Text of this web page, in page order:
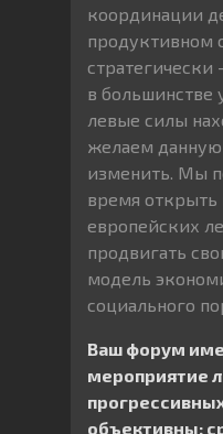
координации
продуктивном
стратегически
в большинстве
левые силы
желаем
изменить. Мы
время открыть
европейских
продвигать
модель
социального
Ваш форум
мероприятие
объективны: